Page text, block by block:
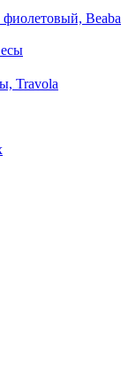
фиолетовый, Beaba
Travola